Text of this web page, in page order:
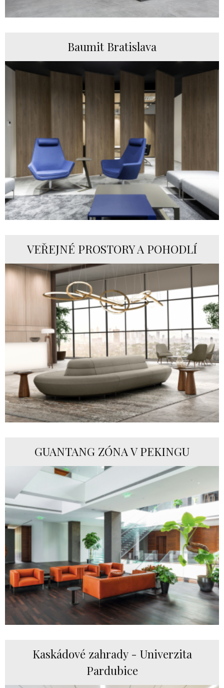
Baumit Bratislava
VEŘEJNÉ PROSTORY A POHODLÍ
GUANTANG ZÓNA V PEKINGU
Kaskádové zahrady - Univerzita
Pardubice